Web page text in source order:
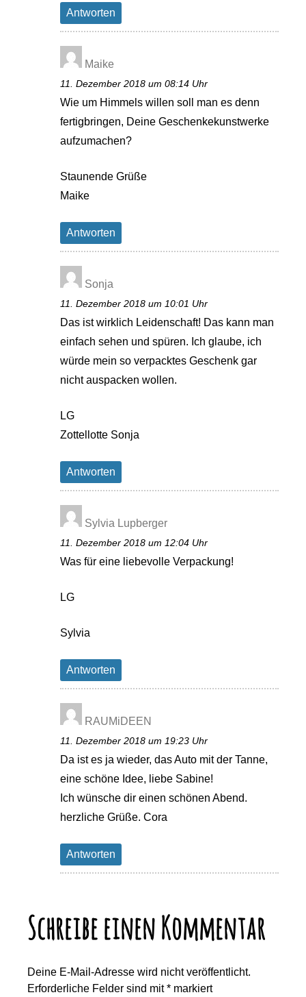
Antworten
Maike
11. Dezember 2018 um 08:14 Uhr
Wie um Himmels willen soll man es denn
fertigbringen, Deine Geschenkekunstwerke
aufzumachen?
Staunende Grüße
Maike
Antworten
Sonja
11. Dezember 2018 um 10:01 Uhr
Das ist wirklich Leidenschaft! Das kann man
einfach sehen und spüren. Ich glaube, ich
würde mein so verpacktes Geschenk gar
nicht auspacken wollen.
LG
Zottellotte Sonja
Antworten
Sylvia Lupberger
11. Dezember 2018 um 12:04 Uhr
Was für eine liebevolle Verpackung!
LG
Sylvia
Antworten
RAUMiDEEN
11. Dezember 2018 um 19:23 Uhr
Da ist es ja wieder, das Auto mit der Tanne,
eine schöne Idee, liebe Sabine!
Ich wünsche dir einen schönen Abend.
herzliche Grüße. Cora
Antworten
Schreibe einen Kommentar
Deine E-Mail-Adresse wird nicht veröffentlicht.
Erforderliche Felder sind mit* markiert